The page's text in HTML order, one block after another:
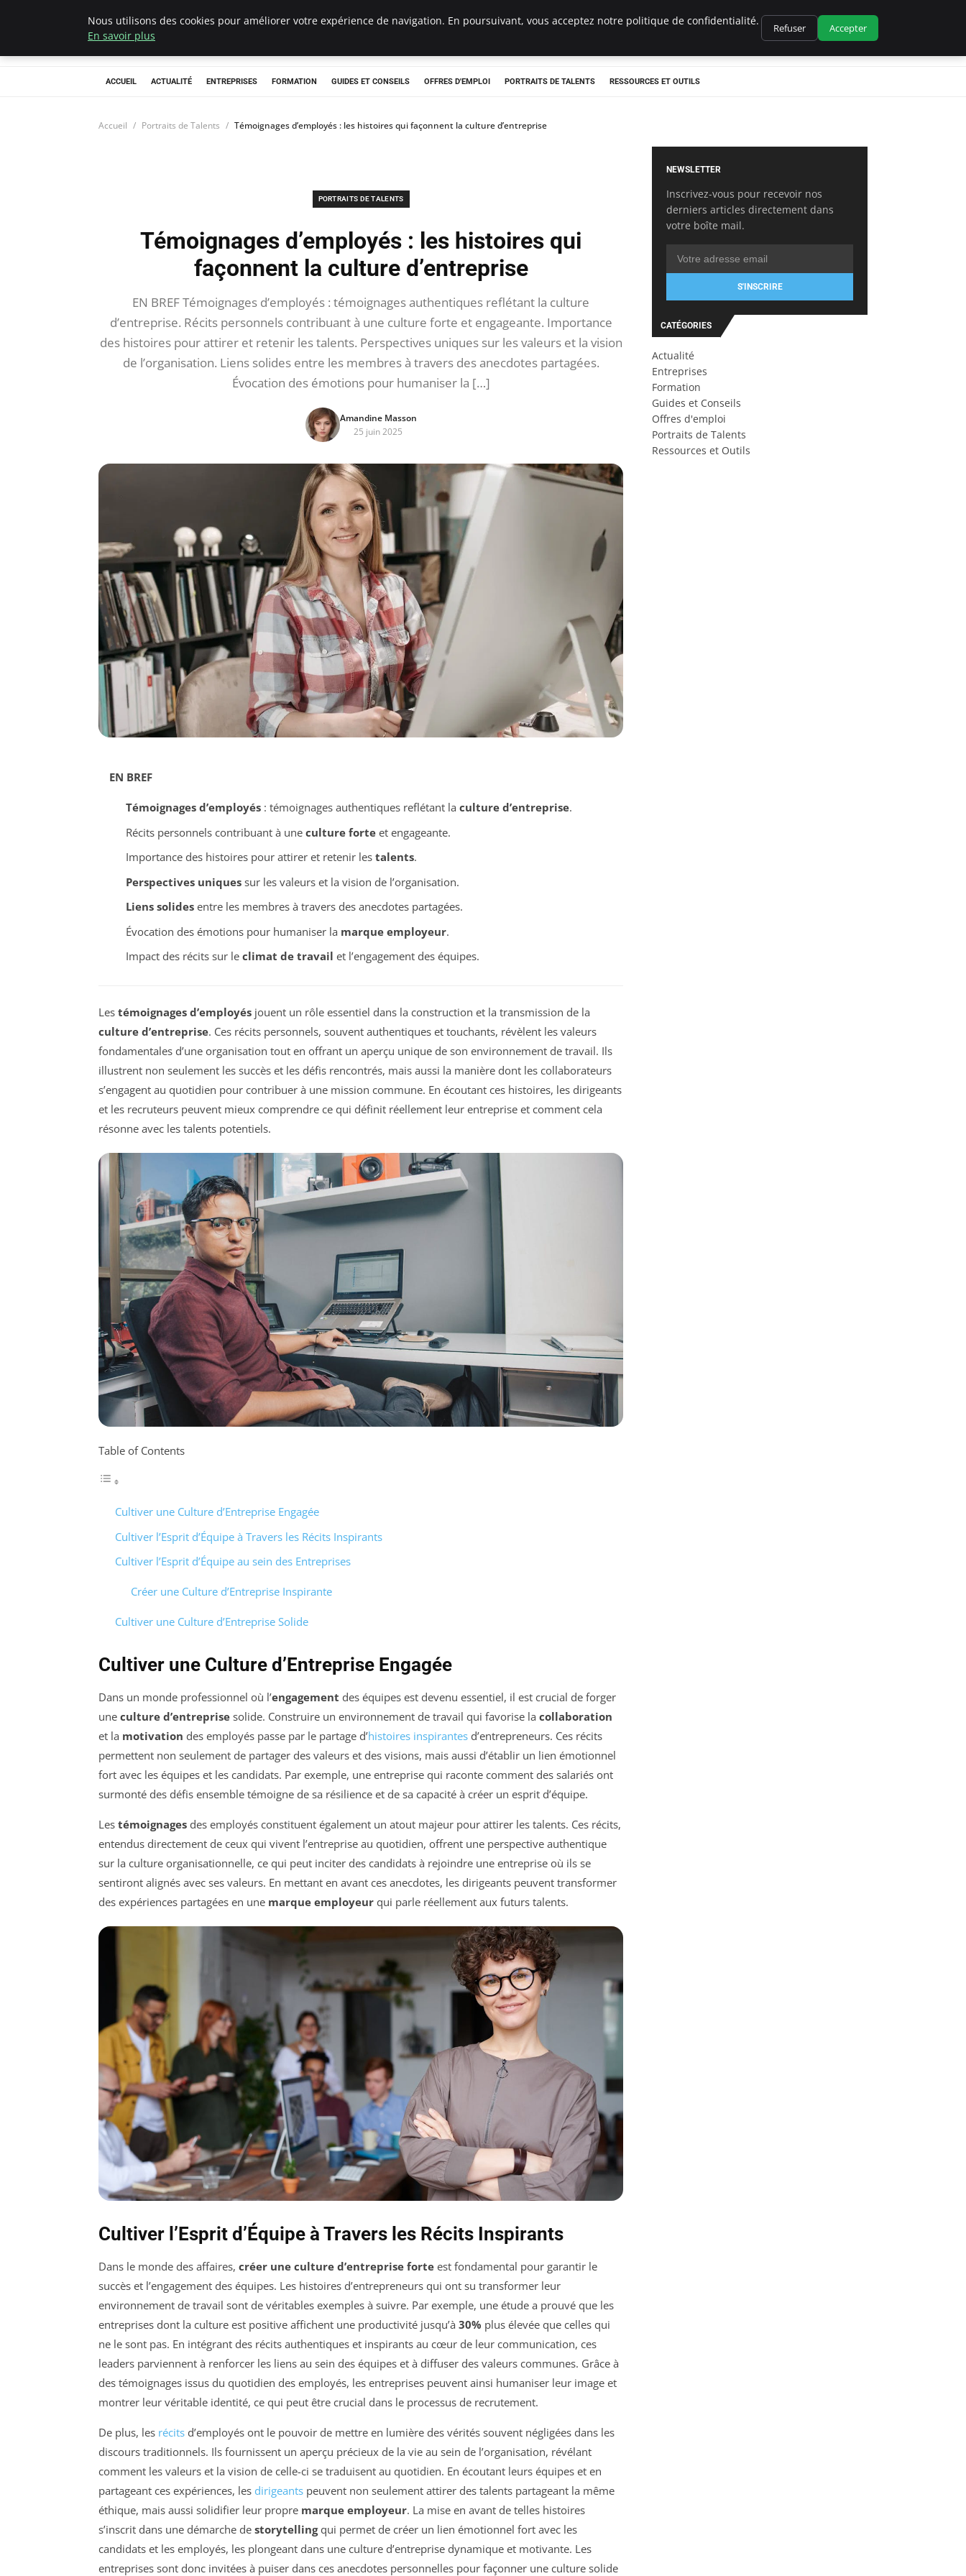
Chasseur De Tête
ACCUEIL ACTUALITÉ ENTREPRISES FORMATION GUIDES ET CONSEILS OFFRES D'EMPLOI PORTRAITS DE TALENTS RESSOURCES ET OUTILS
Accueil Portraits de Talents Témoignages d’employés : les histoires qui façonnent la culture d’entreprise
PORTRAITS DE TALENTS
Témoignages d’employés : les histoires qui
façonnent la culture d’entreprise
EN BREF Témoignages d’employés : témoignages authentiques reflétant la culture
d’entreprise. Récits personnels contribuant à une culture forte et engageante. Importance
des histoires pour attirer et retenir les talents. Perspectives uniques sur les valeurs et la vision
de l’organisation. Liens solides entre les membres à travers des anecdotes partagées.
Évocation des émotions pour humaniser la […]
Amandine Masson
25 juin 2025
EN BREF
Témoignages d’employés: témoignages authentiques reflétant la culture d’entreprise.
Récits personnels contribuant à une culture forteet engageante.
Importance des histoires pour attirer et retenir les talents.
Perspectives uniquessur les valeurs et la vision de l’organisation.
Liens solidesentre les membres à travers des anecdotes partagées.
Évocation des émotions pour humaniser la marque employeur.
Impact des récits sur le climat de travail et l’engagement des équipes.
Les témoignages d’employés jouent un rôle essentiel dans la construction et la transmission de la
culture d’entreprise. Ces récits personnels, souvent authentiques et touchants, révèlent les valeurs
fondamentales d’une organisation tout en offrant un aperçu unique de son environnement de travail. Ils
illustrent non seulement les succès et les défis rencontrés, mais aussi la manière dont les collaborateurs
s’engagent au quotidien pour contribuer à une mission commune. En écoutant ces histoires, les dirigeants
et les recruteurs peuvent mieux comprendre ce qui définit réellement leur entreprise et comment cela
résonne avec les talents potentiels.
Table of Contents
Cultiver une Culture d’Entreprise Engagée
Cultiver l’Esprit d’Équipe à Travers les Récits Inspirants
Cultiver l’Esprit d’Équipe au sein des Entreprises
Créer une Culture d’Entreprise Inspirante
Cultiver une Culture d’Entreprise Solide
Cultiver une Culture d’Entreprise Engagée
Dans un monde professionnel où l’engagement des équipes est devenu essentiel, il est crucial de forger
une culture d’entreprise solide. Construire un environnement de travail qui favorise la collaboration
et la motivation des employés passe par le partage d’histoires inspirantes d’entrepreneurs. Ces récits
permettent non seulement de partager des valeurs et des visions, mais aussi d’établir un lien émotionnel
fort avec les équipes et les candidats. Par exemple, une entreprise qui raconte comment des salariés ont
surmonté des défis ensemble témoigne de sa résilience et de sa capacité à créer un esprit d’équipe.
Les témoignages des employés constituent également un atout majeur pour attirer les talents. Ces récits,
entendus directement de ceux qui vivent l’entreprise au quotidien, offrent une perspective authentique
sur la culture organisationnelle, ce qui peut inciter des candidats à rejoindre une entreprise où ils se
sentiront alignés avec ses valeurs. En mettant en avant ces anecdotes, les dirigeants peuvent transformer
des expériences partagées en une marque employeur qui parle réellement aux futurs talents.
Cultiver l’Esprit d’Équipe à Travers les Récits Inspirants
Dans le monde des affaires, créer une culture d’entreprise forte est fondamental pour garantir le
succès et l’engagement des équipes. Les histoires d’entrepreneurs qui ont su transformer leur
environnement de travail sont de véritables exemples à suivre. Par exemple, une étude a prouvé que les
entreprises dont la culture est positive affichent une productivité jusqu’à 30% plus élevée que celles qui
ne le sont pas. En intégrant des récits authentiques et inspirants au cœur de leur communication, ces
leaders parviennent à renforcer les liens au sein des équipes et à diffuser des valeurs communes. Grâce à
des témoignages issus du quotidien des employés, les entreprises peuvent ainsi humaniser leur image et
montrer leur véritable identité, ce qui peut être crucial dans le processus de recrutement.
De plus, les récits d’employés ont le pouvoir de mettre en lumière des vérités souvent négligées dans les
discours traditionnels. Ils fournissent un aperçu précieux de la vie au sein de l’organisation, révélant
comment les valeurs et la vision de celle-ci se traduisent au quotidien. En écoutant leurs équipes et en
partageant ces expériences, les dirigeants peuvent non seulement attirer des talents partageant la même
éthique, mais aussi solidifier leur propre marque employeur. La mise en avant de telles histoires
s’inscrit dans une démarche de storytellingqui permet de créer un lien émotionnel fort avec les
candidats et les employés, les plongeant dans une culture d’entreprise dynamique et motivante. Les
entreprises sont donc invitées à puiser dans ces anecdotes personnelles pour façonner une culture solide
NEWSLETTER
Inscrivez-vous pour recevoir nos
derniers articles directement dans
votre boîte mail.
S'INSCRIRE
CATÉGORIES
Actualité
Entreprises
Formation
Guides et Conseils
Offres d'emploi
Portraits de Talents
Ressources et Outils
Nous utilisons des cookies pour améliorer votre expérience de navigation. En poursuivant, vous acceptez notre politique de confidentialité.
En savoir plus
Refuser Accepter